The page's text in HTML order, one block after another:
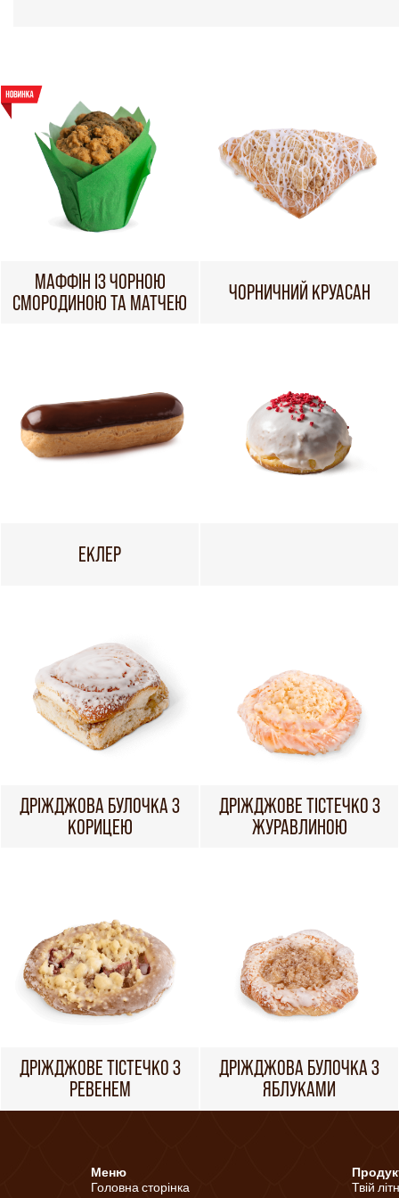
МАФФІН ІЗ ЧОРНОЮ
СМОРОДИНОЮ ТА МАТЧЕЮ
ЧОРНИЧНИЙ КРУАСАН
ЕКЛЕР
ДРІЖДЖОВА БУЛОЧКА З
КОРИЦЕЮ
ДРІЖДЖОВЕ ТІСТЕЧКО З
ЖУРАВЛИНОЮ
ДРІЖДЖОВЕ ТІСТЕЧКО З
РЕВЕНЕМ
ДРІЖДЖОВА БУЛОЧКА З
ЯБЛУКАМИ
Меню
Головна сторінка
Твій